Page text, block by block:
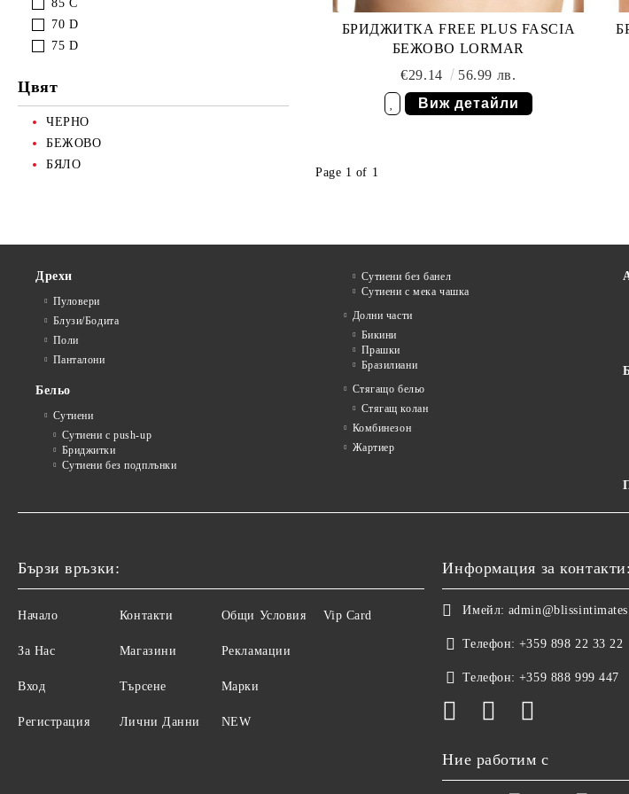
85 C
70 D
75 D
Цвят
ЧЕРНО
БЕЖОВО
БЯЛО
БРИДЖИТКА FREE PLUS FASCIA
БЕЖОВО LORMAR
€29.14
56.99 лв.
Виж детайли
Page 1 of 1
Дрехи
Пуловери
Блузи/Бодита
Поли
Панталони
Бельо
Сутиени
Сутиени с push-up
Бриджитки
Сутиени без подплънки
Сутиени без банел
Сутиени с мека чашка
Долни части
Бикини
Прашки
Бразилиани
Стягащо бельо
Стягащ колан
Комбинезон
Жартиер
Бързи връзки:
Начало
За Нас
Вход
Регистрация
Контакти
Магазини
Търсене
Лични Данни
Общи Условия
Рекламации
Марки
NEW
Vip Card
Информация за контакти:
Имейл:
Телефон: +359 898 22 33 22
Телефон: +359 888 999 447
Ние работим с